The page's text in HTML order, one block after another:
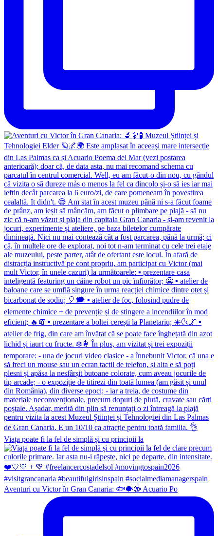
Viața poate fi la fel de simplă și cu principii la
Aventuri cu Victor în Gran Canaria: 🐟🐡🍥 Acuario Po